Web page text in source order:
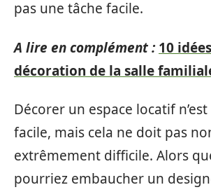
pas une tâche facile.
A lire en complément : 10
décoration de la salle
Décorer un espace locatif
facile, mais cela ne doit pas
extrêmement difficile. Alors
pourriez embaucher un